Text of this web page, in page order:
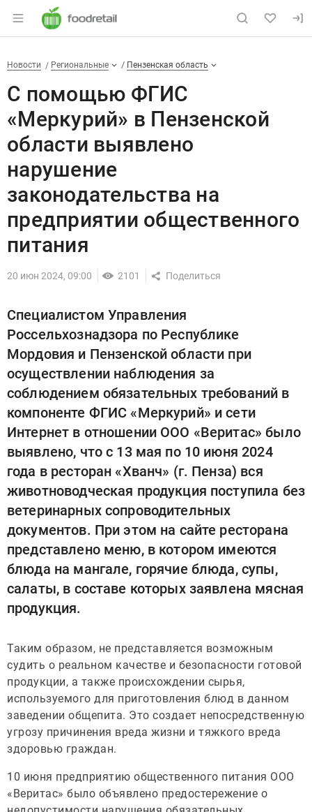
Раздел навигации по сайту
С помощью ФГИС «Меркурий»
Новости
Разделы
Новости Региональные Пензенская область
С помощью ФГИС
«Меркурий» в Пензенской
области выявлено
нарушение
законодательства на
предприятии общественного
питания
20 июн 2024, 09:00 2101
Специалистом Управления
Россельхознадзора по Республике
Мордовия и Пензенской области при
осуществлении наблюдения за
соблюдением обязательных требований в
компоненте ФГИС «Меркурий» и сети
Интернет в отношении ООО «Веритас» было
выявлено, что с 13 мая по 10 июня 2024
года в ресторан «Хванч» (г. Пенза) вся
животноводческая продукция поступила без
ветеринарных сопроводительных
документов. При этом на сайте ресторана
представлено меню, в котором имеются
блюда на мангале, горячие блюда, супы,
салаты, в составе которых заявлена мясная
продукция.
Таким образом, не представляется возможным
судить о реальном качестве и безопасности готовой
продукции, а также происхождении сырья,
используемого для приготовления блюд в данном
заведении общепита. Это создает непосредственную
угрозу причинения вреда жизни и тяжкого вреда
здоровью граждан.
10 июня предприятию общественного питания ООО
«Веритас» было объявлено предостережение о